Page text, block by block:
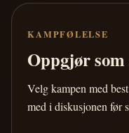
KAMPFØLELSE
Oppgjør
Velg kampen med
med i diskusjonen før